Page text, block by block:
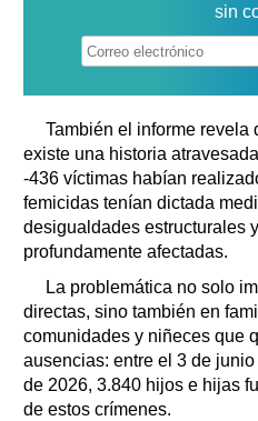
sin
También el informe revela
existe una historia
-436 víctimas habían
femicidas tenían dictada
desigualdades estructurales
profundamente afectadas.
La problemática no solo
directas, sino también en
comunidades y niñeces que
ausencias: entre el 3 de
de 2026, 3.840 hijos e hijas
de estos crímenes.